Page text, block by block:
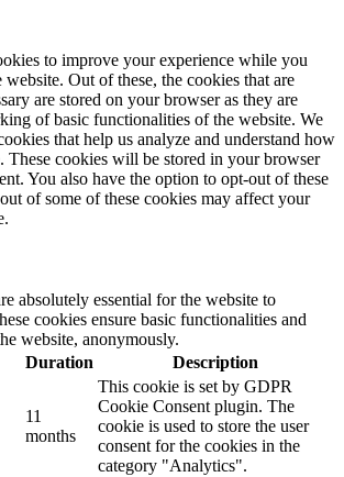
to improve your experience while you
Out of these, the cookies that are
are stored on your browser as they are
of basic functionalities of the website. We
that help us analyze and understand how
These cookies will be stored in your browser
You also have the option to opt-out of these
of some of these cookies may affect your
absolutely essential for the website to
cookies ensure basic functionalities and
website, anonymously.
Duration Description
11
months
This cookie is set by GDPR
Cookie Consent plugin. The
cookie is used to store the user
consent for the cookies in the
category "Analytics".